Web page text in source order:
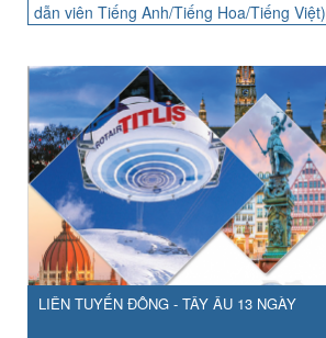
dẫn viên Tiếng Anh/Tiếng Hoa/Tiếng Việt)
LIÊN TUYẾN ĐÔNG - TÂY ÂU 13 NGÀY